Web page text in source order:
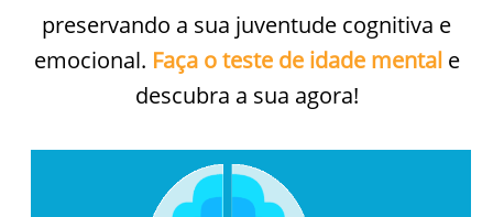
preservando a sua juventude cognitiva e
emocional. Faça o teste de idade mentale
descubra a sua agora!